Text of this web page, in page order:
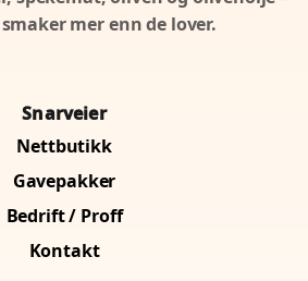
mer enn de lover.
Snarveier
Nettbutikk
Gavepakker
Bedrift / Proff
Kontakt